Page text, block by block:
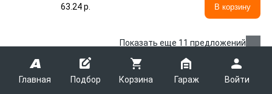
Главная Подбор Корзина Гараж Войти
63.24 p.
В корзину
Показать еще 11 предложений
10MR02 Опора шаровая AS-METAL